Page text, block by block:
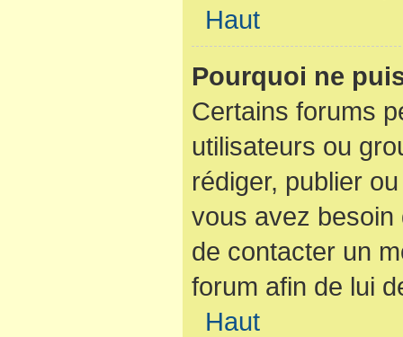
Haut
Pourquoi ne
Certains forums
utilisateurs ou
rédiger, publier
vous avez
de contacter un
forum afin de lui
Haut